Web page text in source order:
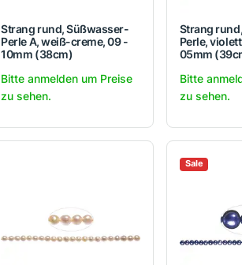
Strang rund, Süßwasser-
Perle A, weiß-creme, 09 -
10mm (38cm)
Bitte anmelden um Preise
zu sehen.
Strang
Perle,
05mm
Bitte
zu sehen.
Sale